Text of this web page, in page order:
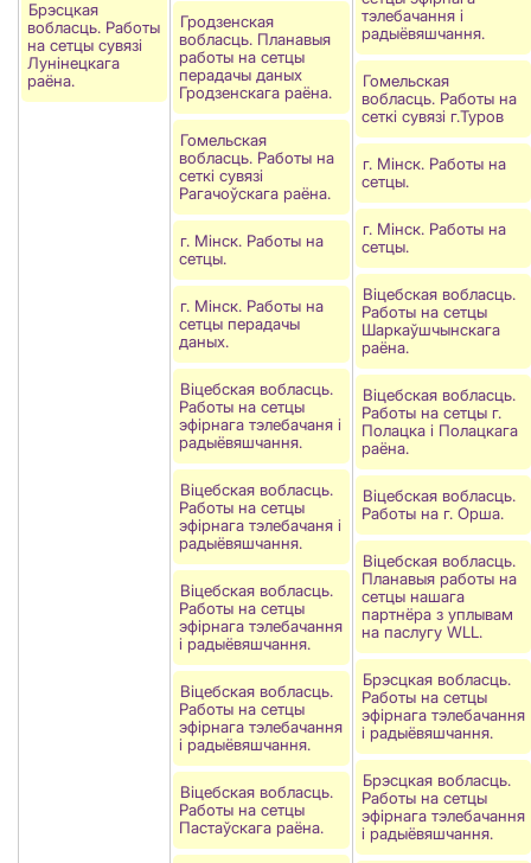
Брэсцкая
вобласць. Работы
на сетцы сувязі
Лунінецкага
раёна.
Гродзенская
вобласць. Планавыя
работы на сетцы
перадачы даных
Гродзенскага раёна.
Гомельская
вобласць. Работы на
сеткі сувязі
Рагачоўскага раёна.
г. Мінск. Работы на
сетцы.
г. Мінск. Работы на
сетцы перадачы
даных.
Віцебская вобласць.
Работы на сетцы
эфірнага тэлебачаня і
радыёвяшчання.
Віцебская вобласць.
Работы на сетцы
эфірнага тэлебачаня і
радыёвяшчання.
Віцебская вобласць.
Работы на сетцы
эфірнага тэлебачання
і радыёвяшчання.
Віцебская вобласць.
Работы на сетцы
эфірнага тэлебачання
і радыёвяшчання.
Віцебская вобласць.
Работы на сетцы
Пастаўскага раёна.
тэлебачання і
радыёвяшчання.
Гомельская
вобласць. Работы на
сеткi сувязi г.Туров
г. Мінск. Работы на
сетцы.
г. Мінск. Работы на
сетцы.
Віцебская вобласць.
Работы на сетцы
Шаркаўшчынскага
раёна.
Віцебская вобласць.
Работы на сетцы г.
Полацка і Полацкага
раёна.
Віцебская вобласць.
Работы на г. Орша.
Віцебская вобласць.
Планавыя работы на
сетцы нашага
партнёра з уплывам
на паслугу WLL.
Брэсцкая вобласць.
Работы на сетцы
эфірнага тэлебачання
і радыёвяшчання.
Брэсцкая вобласць.
Работы на сетцы
эфірнага тэлебачання
і радыёвяшчання.